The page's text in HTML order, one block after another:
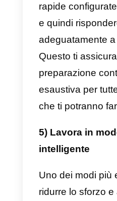
di vendita.
una
in cui le
è diverso da
realmente.
potrebbero
felice ed
invece in cui